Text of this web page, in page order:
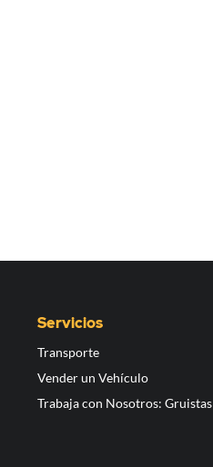
Servicios
Transporte
Vender un Vehículo
Trabaja con Nosotros: Gruistas